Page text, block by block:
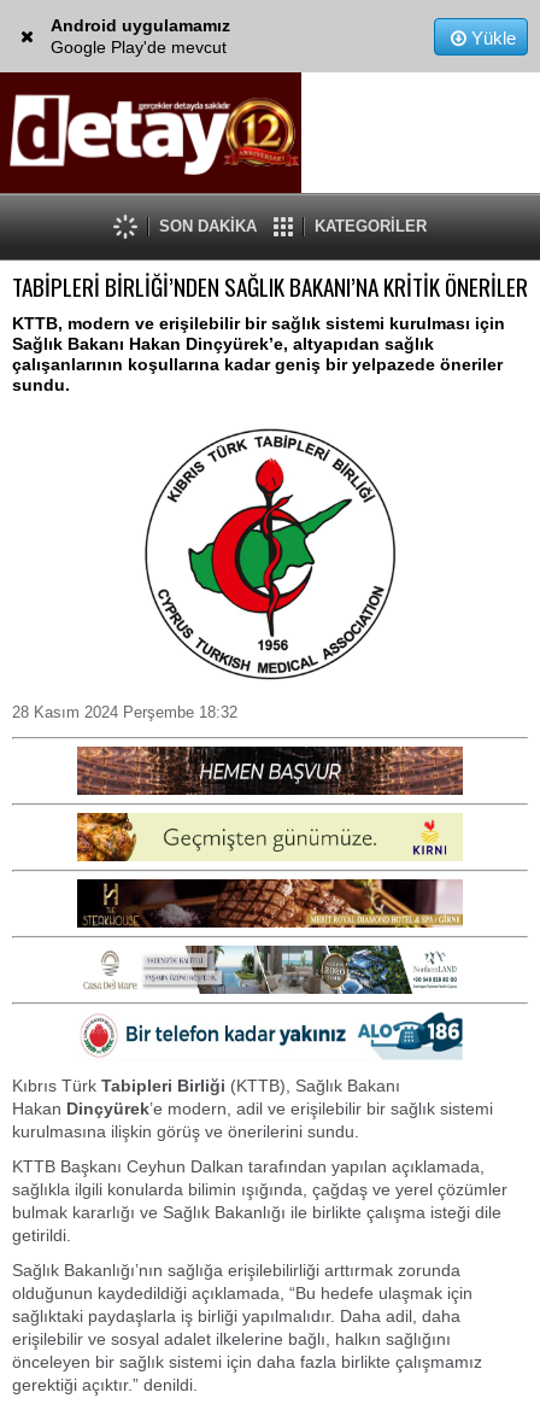
Android uygulamamız
Google Play'de mevcut
Yükle
SON DAKİKA KATEGORİLER
TABİPLERİ BİRLİĞİ’NDEN SAĞLIK BAKANI’NA KRİTİK ÖNERİLER
KTTB, modern ve erişilebilir bir sağlık sistemi kurulması için
Sağlık Bakanı Hakan Dinçyürek’e, altyapıdan sağlık
çalışanlarının koşullarına kadar geniş bir yelpazede öneriler
sundu.
28 Kasım 2024 Perşembe 18:32
Kıbrıs Türk Tabipleri Birliği (KTTB), Sağlık Bakanı
Hakan Dinçyürek’e modern, adil ve erişilebilir bir sağlık sistemi
kurulmasına ilişkin görüş ve önerilerini sundu.
KTTB Başkanı Ceyhun Dalkan tarafından yapılan açıklamada,
sağlıkla ilgili konularda bilimin ışığında, çağdaş ve yerel çözümler
bulmak kararlığı ve Sağlık Bakanlığı ile birlikte çalışma isteği dile
getirildi.
Sağlık Bakanlığı’nın sağlığa erişilebilirliği arttırmak zorunda
olduğunun kaydedildiği açıklamada, “Bu hedefe ulaşmak için
sağlıktaki paydaşlarla iş birliği yapılmalıdır. Daha adil, daha
erişilebilir ve sosyal adalet ilkelerine bağlı, halkın sağlığını
önceleyen bir sağlık sistemi için daha fazla birlikte çalışmamız
gerektiği açıktır.” denildi.